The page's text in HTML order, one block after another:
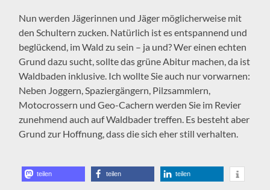
Nun werden Jägerinnen und Jäger möglicherweise mit
den Schultern zucken. Natürlich ist es entspannend und
beglückend, im Wald zu sein – ja und? Wer einen echten
Grund dazu sucht, sollte das grüne Abitur machen, da ist
Waldbaden inklusive. Ich wollte Sie auch nur vorwarnen:
Neben Joggern, Spaziergängern, Pilzsammlern,
Motocrossern und Geo-Cachern werden Sie im Revier
zunehmend auch auf Waldbader treffen. Es besteht aber
Grund zur Hoffnung, dass die sich eher still verhalten.
teilen teilen teilen